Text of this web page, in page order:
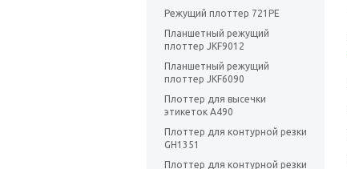
Режущий плоттер 721PE
Планшетный режущий
плоттер JKF9012
Планшетный режущий
плоттер JKF6090
Плоттер для высечки
этикеток A490
Плоттер для контурной резки
GH1351
Плоттер для контурной резки